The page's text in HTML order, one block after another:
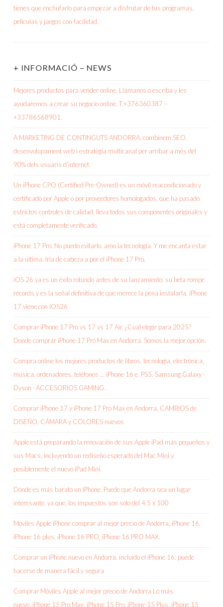
+ INFORMACIÓ – NEWS
Mejores productos para vender online. Llámanos o escriba y les
ayudaremos a crear su negocio online. T.+376360387 –
+33786568901.
A MARKETING DE CONTINGUTS ANDORRA, combinem SEO,
desenvolupament web i estratègia multicanal per arribar a més del
90% dels usuaris d’internet.
Un iPhone CPO (Certified Pre-Owned) es un móvil reacondicionado y
certificado por Apple o por proveedores homologados, que ha pasado
estrictos controles de calidad, lleva todos sus componentes originales y
está completamente verificado.
iPhone 17 Pro. No puedo evitarlo, amo la tecnología. Y me encanta estar
a la última. Iría de cabeza a por el iPhone 17 Pro.
iOS 26 ya es un éxito rotundo antes de su lanzamiento: su beta rompe
récords y es la señal definitiva de que merece la pena instalarla. iPhone
17 viene con IOS26
Comprar iPhone 17 Pro vs 17 vs 17 Air. ¿Cuál elegir para 2025?
Donde comprar iPhone 17 Pro Max en Andorra. Somos la mejor opción.
Compra online los mejores productos de libros, tecnología, electrónica,
música, ordenadores, teléfonos … iPhone 16 e. PS5. Samsung Galaxy ·
Dyson · ACCESORIOS GAMING.
Comprar iPhone 17 y iPhone 17 Pro Max en Andorra, CAMBIOS de
DISEÑO, CÁMARA y COLORES nuevos
Apple está preparando la renovación de sus Apple iPad más pequeños y
sus Macs, incluyendo un rediseño esperado del Mac Mini y
posiblemente el nuevo iPad Mini.
Dónde es más barato un iPhone. Puede que Andorra sea un lugar
interesante, ya que, los impuestos son solo del 4,5 x 100
Móviles Apple iPhone comprar al mejor precio de Andorra, iPhone 16,
iPhone 16 plus, iPhone 16 PRO, iPhone 16 PRO MAX.
Comprar un iPhone nuevo en Andorra, incluido el iPhone 16, puede
hacerse de manera fácil y segura
Comprar Móviles Apple al mejor precio de Andorra Lo más
nuevo, iPhone 15 Pro Max, iPhone 15 Pro, iPhone 15 Plus, iPhone 15